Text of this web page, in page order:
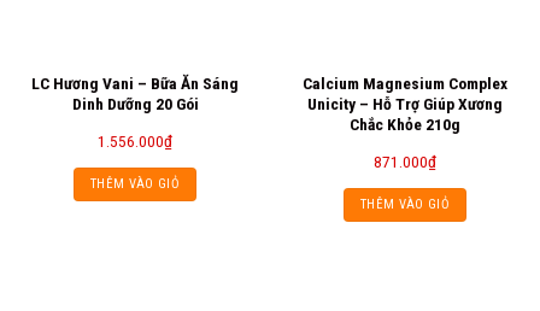
LC Hương Vani – Bữa Ăn Sáng
Dinh Dưỡng 20 Gói
1.556.000₫
THÊM VÀO GIỎ
Calcium Magnesium Complex
Unicity – Hỗ Trợ Giúp Xương
Chắc Khỏe 210g
871.000₫
THÊM VÀO GIỎ